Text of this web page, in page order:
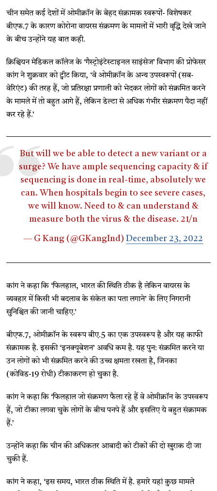
चीन समेत कई देशों में ओमीक्रॉन के बेहद संक्रामक स्वरूपों- विशेषकर
बीएफ.7 के कारण कोरोना वायरस संक्रमण के मामलों में भारी वृद्धि देखे जाने
के बीच उन्होंने यह बात कही.
क्रिश्चियन मेडिकल कॉलेज के ‘गैस्ट्रोइंटेस्टाइनल साइंसेज’ विभाग की प्रोफेसर
कांग ने शुक्रवार को ट्वीट किया, ‘वे ओमीक्रॉन के अन्य उपस्वरूपों (सब-
वेरिएंट) की तरह हैं, जो प्रतिरक्षा प्रणाली को भेदकर लोगों को संक्रमित करने
के मामले में तो बहुत आगे हैं, लेकिन डेल्टा से अधिक गंभीर संक्रमण पैदा नहीं
कर रहे हैं.’
But will we be able to detect a new variant or a
surge? We have ample sequencing capacity & if
sequencing is done in real-time, absolutely we
can. When hospitals begin to see severe cases,
we will know. Need to & can understand &
measure both the virus & the disease. 21/n
— G Kang (@GKangInd)December 23, 2022
कांग ने कहा कि ‘फिलहाल, भारत की स्थिति ठीक है लेकिन वायरस के
व्यवहार में किसी भी बदलाव के संकेत का पता लगाने’ के लिए निगरानी
सुनिश्चित की जानी चाहिए.’
बीएफ.7, ओमीक्रॉन के स्वरूप बीए.5 का एक उपस्वरूप है और यह काफी
संक्रामक है. इसकी ‘इनक्यूबेशन’ अवधि कम है. यह पुन: संक्रमित करने या
उन लोगों को भी संक्रमित करने की उच्च क्षमता रखता है, जिनका
(कोविड-19 रोधी) टीकाकरण हो चुका है.
कांग ने कहा कि ‘फिलहाल जो संक्रमण फैला रहे हैं वे ओमीक्रॉन के उपस्वरूप
हैं, जो टीका लगवा चुके लोगों के बीच पनपे हैं और इसलिए ये बहुत संक्रामक
हैं.’
उन्होंने कहा कि चीन की अधिकतर आबादी को टीकों की दो खुराक दी जा
चुकी हैं.
कांग ने कहा, ‘इस समय, भारत ठीक स्थिति में है. हमारे यहां कुछ मामले